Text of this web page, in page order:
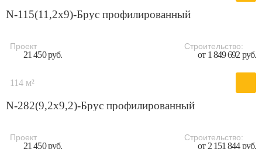
N-115(11,2x9)-Брус профилированный
Проект
21 450 руб.
Строительство:
от 1 849 692 руб.
114 м²
N-282(9,2x9,2)-Брус профилированный
Проект
21 450 руб.
Строительство:
от 2 151 844 руб.